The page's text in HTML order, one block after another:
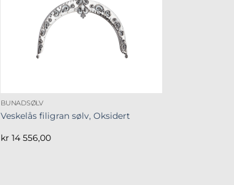
BUNADSØLV
Veskelås filigran sølv, Oksidert
kr 14 556,00